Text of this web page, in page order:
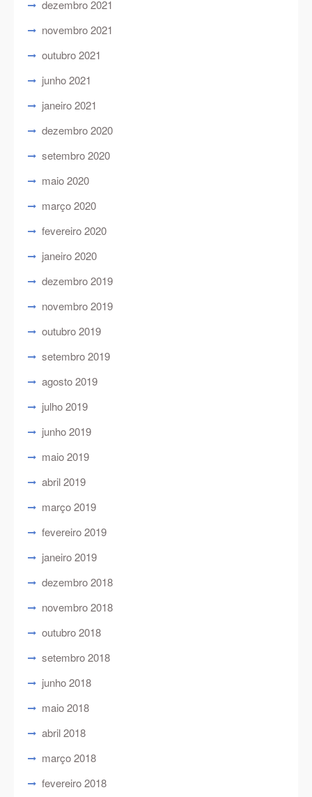
dezembro 2021
novembro 2021
outubro 2021
junho 2021
janeiro 2021
dezembro 2020
setembro 2020
maio 2020
março 2020
fevereiro 2020
janeiro 2020
dezembro 2019
novembro 2019
outubro 2019
setembro 2019
agosto 2019
julho 2019
junho 2019
maio 2019
abril 2019
março 2019
fevereiro 2019
janeiro 2019
dezembro 2018
novembro 2018
outubro 2018
setembro 2018
junho 2018
maio 2018
abril 2018
março 2018
fevereiro 2018